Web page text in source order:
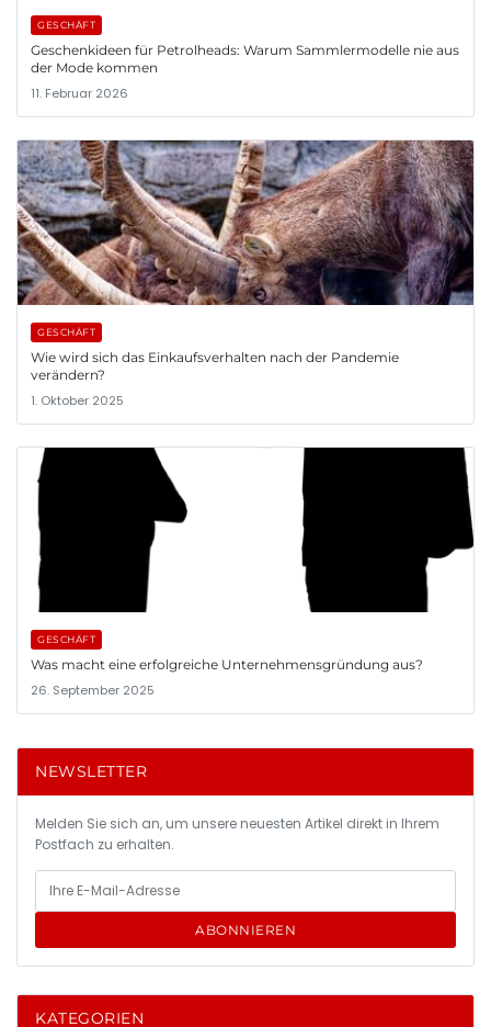
GESCHÄFT
Geschenkideen für Petrolheads: Warum Sammlermodelle nie aus
der Mode kommen
11. Februar 2026
GESCHÄFT
Wie wird sich das Einkaufsverhalten nach der Pandemie
verändern?
1. Oktober 2025
GESCHÄFT
Was macht eine erfolgreiche Unternehmensgründung aus?
26. September 2025
NEWSLETTER
Melden Sie sich an, um unsere neuesten Artikel direkt in Ihrem
Postfach zu erhalten.
ABONNIEREN
KATEGORIEN